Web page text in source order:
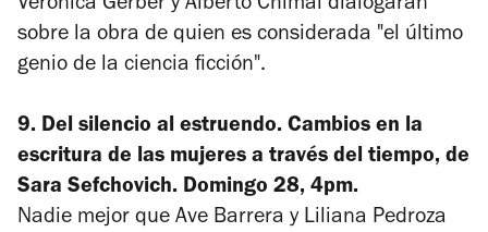
Verónica Gerber y Alberto Chimal dialogarán
sobre la obra de quien es considerada "el último
genio de la ciencia ficción".
9. Del silencio al estruendo. Cambios en la
escritura de las mujeres a través del tiempo, de
Sara Sefchovich. Domingo 28, 4pm.
Nadie mejor que Ave Barrera y Liliana Pedroza